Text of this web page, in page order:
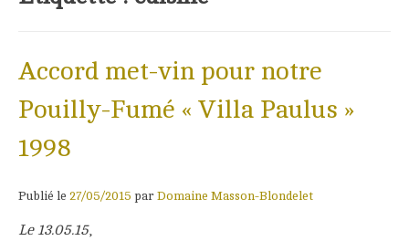
Accord met-vin pour notre
Pouilly-Fumé « Villa Paulus »
1998
Publié le 27/05/2015 par Domaine Masson-Blondelet
Le 13.05.15,